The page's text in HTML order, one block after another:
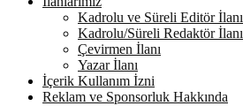
Kadrolu ve Süreli Editör İlanı
Kadrolu/Süreli Redaktör İlanı
Çevirmen İlanı
Yazar İlanı
İçerik Kullanım İzni
Reklam ve Sponsorluk Hakkında